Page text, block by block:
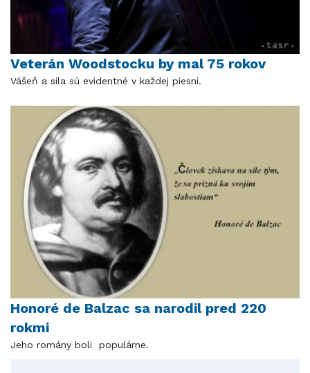
Veterán Woodstocku by mal 75 rokov
Vášeň a sila sú evidentné v každej piesni.
Honoré de Balzac sa narodil pred 220
rokmi
Jeho romány boli populárne.